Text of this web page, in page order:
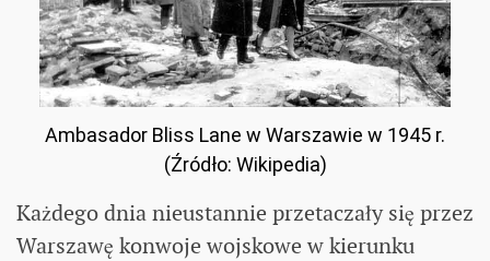
Ambasador Bliss Lane w Warszawie w 1945 r.
(Źródło: Wikipedia)
Każdego dnia nieustannie przetaczały się przez
Warszawę konwoje wojskowe w kierunku